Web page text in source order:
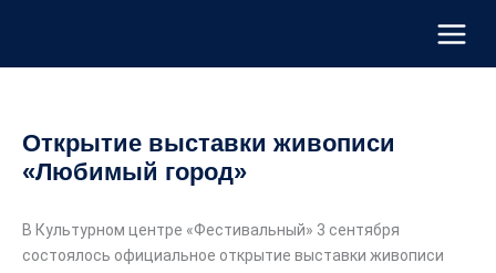
Открытие выставки живописи
«Любимый город»
В Культурном центре «Фестивальный» 3 сентября
состоялось официальное открытие выставки живописи